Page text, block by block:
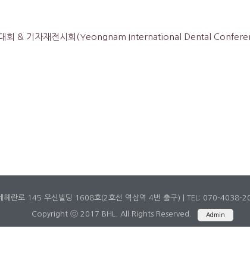
대회 & 기자재전시회(Yeongnam International Dental
헤란로 145 우신빌딩 1608호(2호선 역삼역 4번 출구) | TEL: 070-
Copyright ⓒ 2017 BHL. All Rights Reserved. Admin